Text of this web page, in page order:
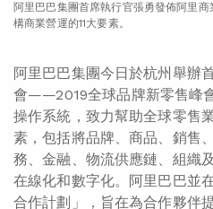
阿里巴巴集團首席執行官張勇發佈阿里
構商業營運的11大要素。
阿里巴巴集團今日於杭州舉辦
會——2019全球品牌新零售峰
操作系統，致力幫助全球零售
素，包括將品牌、商品、銷售
務、金融、物流供應鏈、組織
在線化和數字化。阿里巴巴並
合作計劃」，旨在為合作夥伴